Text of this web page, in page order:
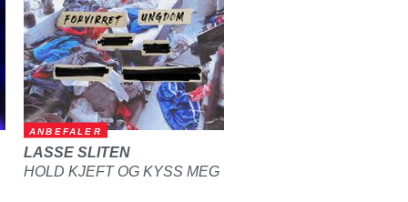
ANBEFALER
LASSE SLITEN
HOLD KJEFT OG KYSS MEG